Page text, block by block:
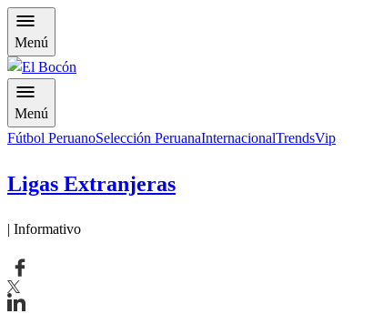
Menú
Menú
Fútbol PeruanoSelección PeruanaInternacionalTrendsVip
Ligas Extranjeras
| Informativo